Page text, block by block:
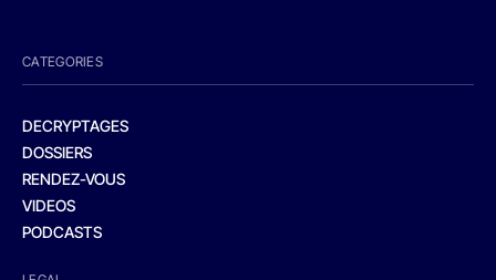
CATEGORIES
DECRYPTAGES
DOSSIERS
RENDEZ-VOUS
VIDEOS
PODCASTS